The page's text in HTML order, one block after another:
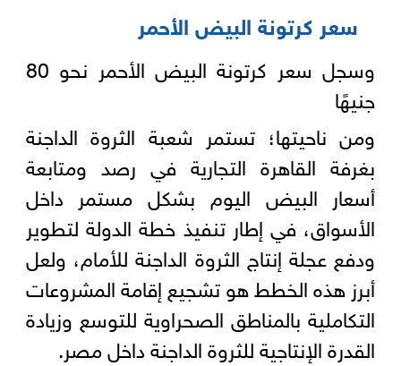
سعر كرتونة البيض الأحمر
وسجل سعر كرتونة البيض الأحمر نحو 80
جنيهًا
ومن ناحيتها؛ تستمر شعبة الثروة الداجنة
بغرفة القاهرة التجارية في رصد ومتابعة
أسعار البيض اليوم بشكل مستمر داخل
الأسواق، في إطار تنفيذ خطة الدولة لتطوير
ودفع عجلة إنتاج الثروة الداجنة للأمام، ولعل
أبرز هذه الخطط هو تشجيع إقامة المشروعات
التكاملية بالمناطق الصحراوية للتوسع وزيادة
القدرة الإنتاجية للثروة الداجنة داخل مصر.